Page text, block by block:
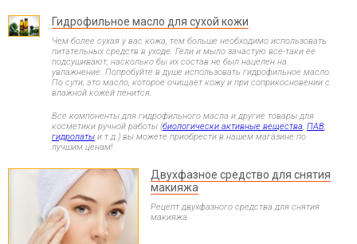
Гидрофильное масло для сухой кожи
Чем более сухая у вас кожа, тем больше необходимо использовать
питательных средств в уходе. Гели и мыло зачастую все-таки ее
подсушивают, насколько бы их состав не был нацелен на
увлажнение. Попробуйте в душе использовать гидрофильное масло.
По сути, это масло, которое очищает кожу и при соприкосновении с
влажной кожей пенится.
Все компоненты для гидрофильного масла и другие товары для
косметики ручной работы (биологически активные вещества, ПАВ,
гидролатыи т.д.) вы можете приобрести в нашем магазине по
лучшим ценам!
Двухфазное средство для снятия
макияжа
Рецепт двухфазного средства для снятия
макияжа